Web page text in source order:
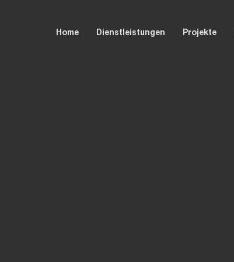
Home Dienstleistungen Projekte